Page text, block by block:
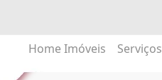
Home Imóveis Serviços